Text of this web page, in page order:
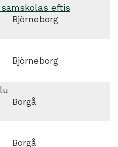
eftis
Björneborg
Björneborg
Borgå
Borgå